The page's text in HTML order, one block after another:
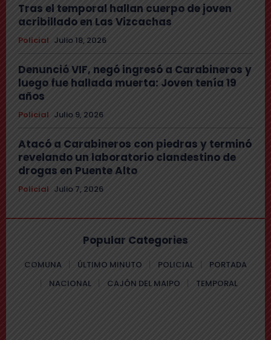
Tras el temporal hallan cuerpo de joven
acribillado en Las Vizcachas
Policial Julio 18, 2026
Denunció VIF, negó ingresó a Carabineros y
luego fue hallada muerta: Joven tenía 19
años
Policial Julio 9, 2026
Atacó a Carabineros con piedras y terminó
revelando un laboratorio clandestino de
drogas en Puente Alto
Policial Julio 7, 2026
Popular Categories
COMUNA ÚLTIMO MINUTO POLICIAL
PORTADA
NACIONAL
CAJÓN DEL MAIPO TEMPORAL